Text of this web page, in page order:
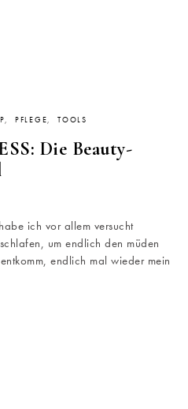
PFLEGE TOOLS
Die Beauty-
ich vor allem versucht
um endlich den müden
endlich mal wieder mein